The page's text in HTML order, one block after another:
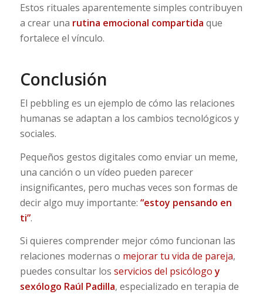
Estos rituales aparentemente simples contribuyen
a crear una rutina emocional compartida que
fortalece el vínculo.
Conclusión
El pebbling es un ejemplo de cómo las relaciones
humanas se adaptan a los cambios tecnológicos y
sociales.
Pequeños gestos digitales como enviar un meme,
una canción o un vídeo pueden parecer
insignificantes, pero muchas veces son formas de
decir algo muy importante: “estoy pensando en
ti”.
Si quieres comprender mejor cómo funcionan las
relaciones modernas o mejorar tu vida de pareja,
puedes consultar los servicios del psicólogo y
sexólogo Raúl Padilla, especializado en terapia de